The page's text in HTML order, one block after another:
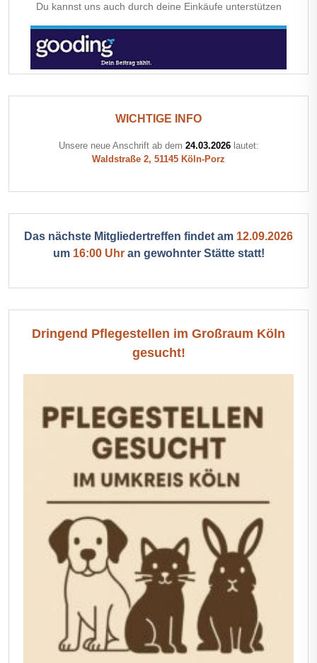
Du kannst uns auch durch deine Einkäufe unterstützen
WICHTIGE INFO
Unsere neue Anschrift ab dem 24.03.2026lautet:
Waldstraße 2, 51145 Köln-Porz
Das nächste Mitgliedertreffen findet am 12.09.2026
um 16:00 Uhran gewohnter Stätte statt!
Dringend Pflegestellen im Großraum Köln
gesucht!